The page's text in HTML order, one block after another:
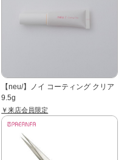
【neu/】ノイ コーティング クリア
9.5g
￥来店会員限定